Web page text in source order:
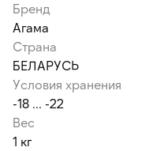
Бренд
Агама
Страна
БЕЛАРУСЬ
Условия хранения
-18 ... -22
Вес
1 кг